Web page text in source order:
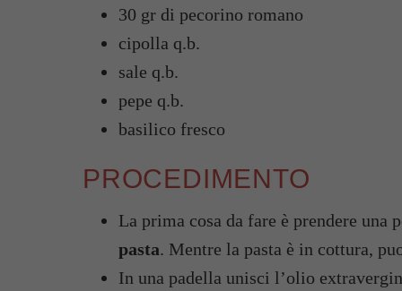
30 gr di pecorino romano
cipolla q.b.
sale q.b.
pepe q.b.
basilico fresco
PROCEDIMENTO
La prima cosa da fare è prendere una
pasta. Mentre la pasta è in cottura,
In una padella unisci l’olio